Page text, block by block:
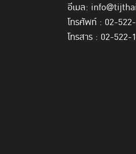
อีเมล:
โทรศัพท์ : 02-
โทรสาร : 02-522-